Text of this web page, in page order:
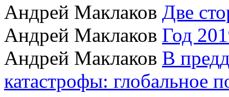
Андрей Маклаков Две
Андрей Маклаков Год
Андрей Маклаков В
катастрофы: глобальное